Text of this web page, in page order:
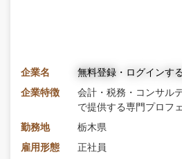
企業名
無料登録・ログインす
企業特徴
会計・税務・コンサル
で提供する専門プロフ
勤務地
栃木県
雇用形態
正社員